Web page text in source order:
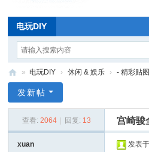
电玩DIY
玩
» 电玩DIY › 休闲 & 娱乐 › - 精彩贴图
发新帖
查看: 2064 回复: 13 宫崎骏
xuan 发表